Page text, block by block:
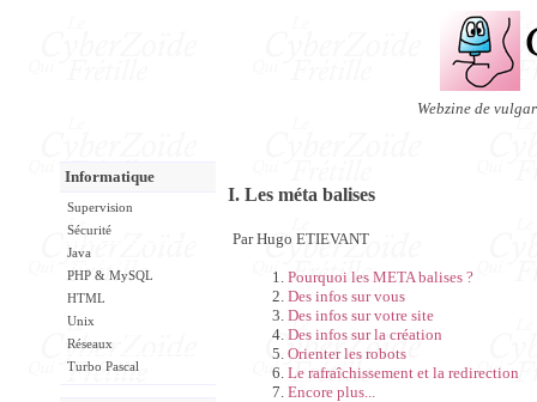
Webzine de
Informatique
Supervision
Sécurité
Java
PHP & MySQL
HTML
Unix
Réseaux
Turbo Pascal
I. Les méta balises
Par Hugo ETIEVANT
Pourquoi les META balises ?
Des infos sur vous
Des infos sur votre site
Des infos sur la création
Orienter les robots
Le rafraîchissement et la redirection
Encore plus...